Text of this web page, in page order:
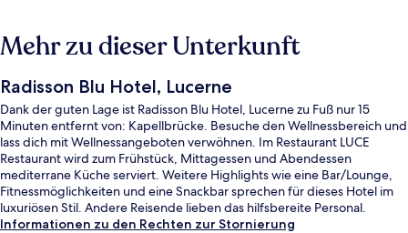
Mehr zu dieser Unterkunft
Radisson Blu Hotel, Lucerne
Dank der guten Lage ist Radisson Blu Hotel, Lucerne zu Fuß nur 15
Minuten entfernt von: Kapellbrücke. Besuche den Wellnessbereich und
lass dich mit Wellnessangeboten verwöhnen. Im Restaurant LUCE
Restaurant wird zum Frühstück, Mittagessen und Abendessen
mediterrane Küche serviert. Weitere Highlights wie eine Bar/Lounge,
Fitnessmöglichkeiten und eine Snackbar sprechen für dieses Hotel im
luxuriösen Stil. Andere Reisende lieben das hilfsbereite Personal.
Informationen zu den Rechten zur Stornierung